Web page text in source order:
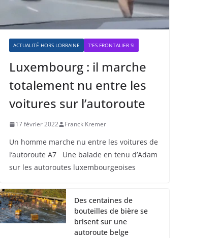
ACTUALITÉ HORS LORRAINE T'ES FRONTALIER SI
Luxembourg : il marche
totalement nu entre les
voitures sur l’autoroute
17 février 2022 Franck Kremer
Un homme marche nu entre les voitures de
l’autoroute A7 Une balade en tenu d’Adam
sur les autoroutes luxembourgeoises
Des centaines de
bouteilles de bière se
brisent sur une
autoroute belge